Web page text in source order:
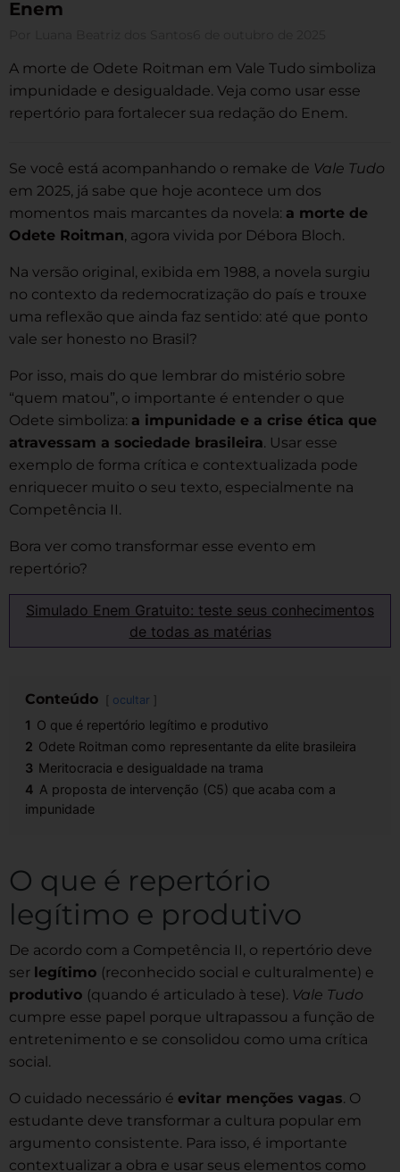
Enem
A morte de Odete Roitman em Vale Tudo simboliza
impunidade e desigualdade. Veja como usar esse
repertório para fortalecer sua redação do Enem.
Se você está acompanhando o remake de Vale Tudo
em 2025, já sabe que hoje acontece um dos
momentos mais marcantes da novela: a morte de
Odete Roitman, agora vivida por Débora Bloch.
Na versão original, exibida em 1988, a novela surgiu
no contexto da redemocratização do país e trouxe
uma reflexão que ainda faz sentido: até que ponto
vale ser honesto no Brasil?
Por isso, mais do que lembrar do mistério sobre
“quem matou”, o importante é entender o que
Odete simboliza: a impunidade e a crise ética que
atravessam a sociedade brasileira. Usar esse
exemplo de forma crítica e contextualizada pode
enriquecer muito o seu texto, especialmente na
Competência II.
Bora ver como transformar esse evento em
repertório?
Simulado Enem Gratuito: teste seus conhecimentos
de todas as matérias
Conteúdo ocultar
1 O que é repertório legítimo e produtivo
2 Odete Roitman como representante da elite brasileira
3 Meritocracia e desigualdade na trama
4 A proposta de intervenção (C5) que acaba com a
impunidade
O que é repertório
legítimo e produtivo
De acordo com a Competência II, o repertório deve
ser legítimo (reconhecido social e culturalmente) e
produtivo (quando é articulado à tese). Vale Tudo
cumpre esse papel porque ultrapassou a função de
entretenimento e se consolidou como uma crítica
social.
O cuidado necessário é evitar menções vagas. O
estudante deve transformar a cultura popular em
argumento consistente. Para isso, é importante
contextualizar a obra e usar seus elementos como